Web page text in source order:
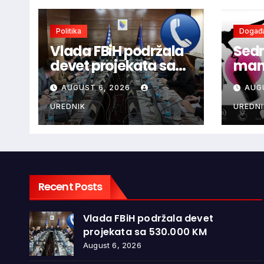
Politika
Vlada FBiH podržala
devet projekata sa
530.000 KM
AUGUST 6, 2026
UREDNIK
Recent Posts
Vlada FBiH podržala devet
projekata sa 530.000 KM
August 6, 2026